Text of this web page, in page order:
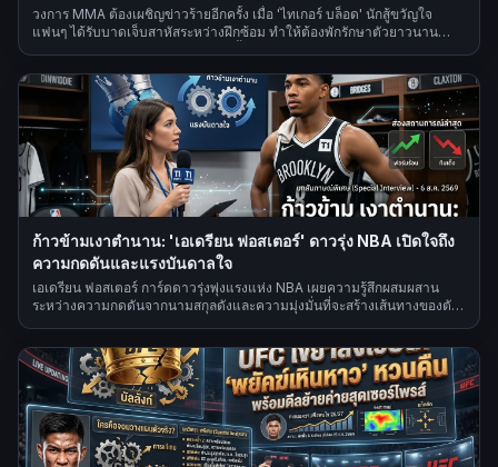
วงการ MMA ต้องเผชิญข่าวร้ายอีกครั้ง เมื่อ 'ไทเกอร์ บล็อด' นักสู้ขวัญใจ
แฟนๆ ได้รับบาดเจ็บสาหัสระหว่างฝึกซ้อม ทำให้ต้องพักรักษาตัวยาวนาน
ก้าวข้ามเงาตำนาน: 'เอเดรียน ฟอสเตอร์' ดาวรุ่ง NBA เปิดใจถึง
ความกดดันและแรงบันดาลใจ
เอเดรียน ฟอสเตอร์ การ์ดดาวรุ่งพุ่งแรงแห่ง NBA เผยความรู้สึกผสมผสาน
ระหว่างความกดดันจากนามสกุลดังและความมุ่งมั่นที่จะสร้างเส้นทางของตัว